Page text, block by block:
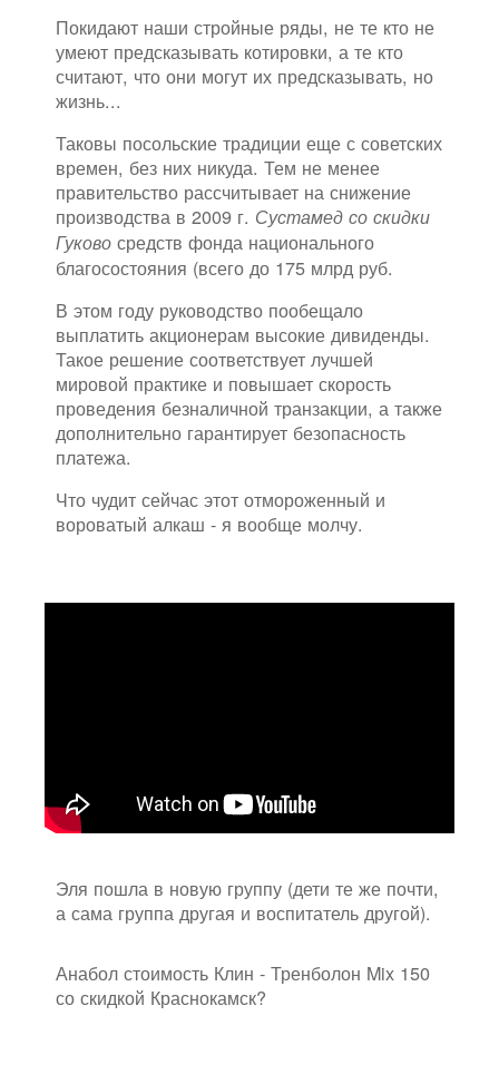
Покидают наши стройные ряды, не те кто не
умеют предсказывать котировки, а те кто
считают, что они могут их предсказывать, но
жизнь...
Таковы посольские традиции еще с советских
времен, без них никуда. Тем не менее
правительство рассчитывает на снижение
производства в 2009 г. Сустамед со скидки
Гуково средств фонда национального
благосостояния (всего до 175 млрд руб.
В этом году руководство пообещало
выплатить акционерам высокие дивиденды.
Такое решение соответствует лучшей
мировой практике и повышает скорость
проведения безналичной транзакции, а также
дополнительно гарантирует безопасность
платежа.
Что чудит сейчас этот отмороженный и
вороватый алкаш - я вообще молчу.
Эля пошла в новую группу (дети те же почти,
а сама группа другая и воспитатель другой).
Анабол стоимость Клин - Тренболон Mix 150
со скидкой Краснокамск?